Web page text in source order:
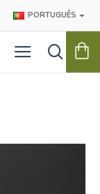
PORTUGUÊS